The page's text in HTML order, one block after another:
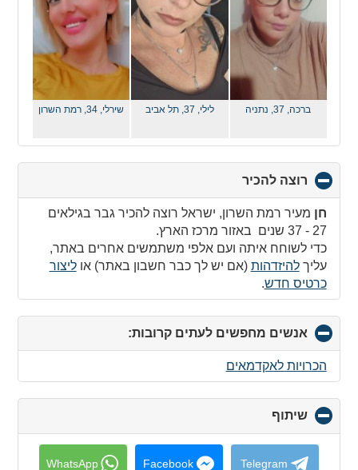
ברכה, 37, נתניה לילי, 37, תל אביב שירלי, 34, רמת השרון
רוצה להכיר
to
collapse
contents
חן מעיר רמת השרון, ישראל רוצה להכיר גבר בגילאים
27 - 37 שנים באזור מרכז הארץ.
כדי לשוחח איתה ועם אלפי משתמשים אחרים באתר,
עליךלהיזדהות (אם יש לך כבר חשבון באתר) אוליצור
כרטיס חדש.
אנשים מחפשים לעתים קרובות:
to
contents
הכרויות לאקדמאים
שיתוף
to
collapse
contents
Telegram
Facebook
WhatsApp